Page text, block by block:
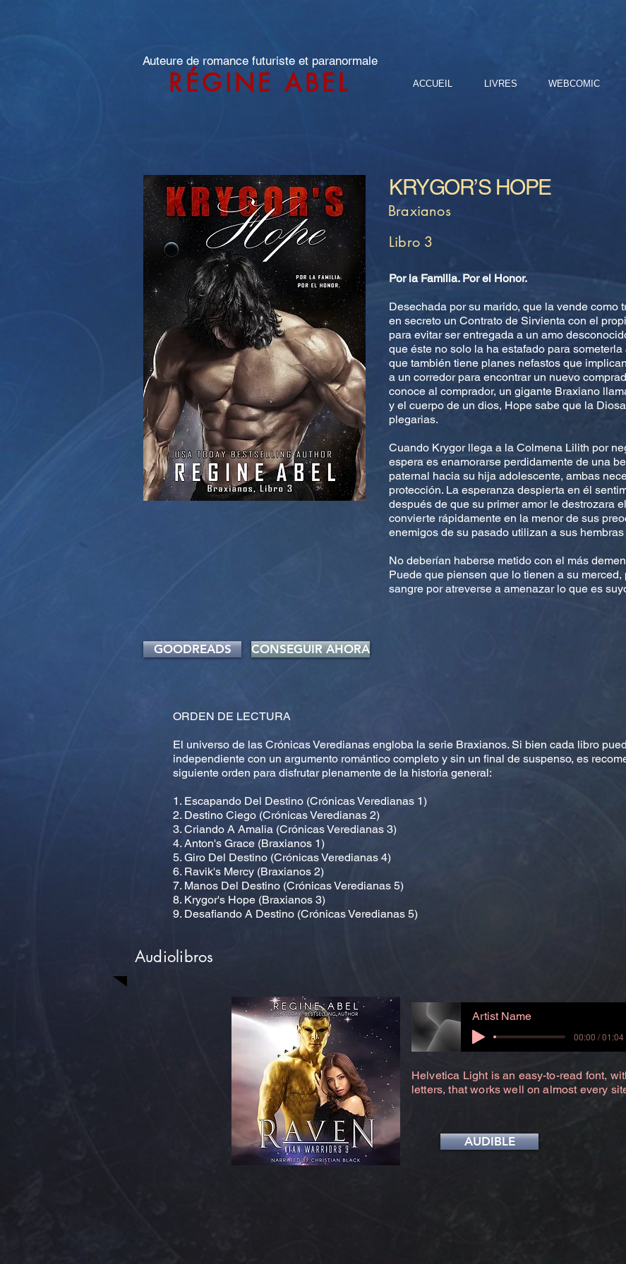
Auteure de romance futuriste et paranormale
RÉGINE ABEL ACCUEIL LIVRES WEBCOMIC
KRYGOR’S HOPE
Braxianos
Libro 3
Por la Familia. Por el Honor.
Desechada por su marido, que la vende como
en secreto un Contrato de Sirvienta con el
para evitar ser entregada a un amo
que éste no solo la ha estafado para
que también tiene planes nefastos que
a un corredor para encontrar un nuevo
conoce al comprador, un gigante Braxiano
y el cuerpo de un dios, Hope sabe que la
plegarias.
Cuando Krygor llega a la Colmena Lilith por
espera es enamorarse perdidamente de una
paternal hacia su hija adolescente, ambas
protección. La esperanza despierta en él
después de que su primer amor le destrozara
convierte rápidamente en la menor de sus
enemigos de su pasado utilizan a sus
No deberían haberse metido con el más
Puede que piensen que lo tienen a su
sangre por atreverse a amenazar lo que es
GOODREADS CONSEGUIR AHORA
ORDEN DE LECTURA
El universo de las Crónicas Veredianas engloba la serie Braxianos. Si bien cada libro
independiente con un argumento romántico completo y sin un final de suspenso, es
siguiente orden para disfrutar plenamente de la historia general:
1. Escapando Del Destino (Crónicas Veredianas 1)
2. Destino Ciego (Crónicas Veredianas 2)
3. Criando A Amalia (Crónicas Veredianas 3)
4. Anton's Grace (Braxianos 1)
5. Giro Del Destino (Crónicas Veredianas 4)
6. Ravik's Mercy (Braxianos 2)
7. Manos Del Destino (Crónicas Veredianas 5)
8. Krygor's Hope (Braxianos 3)
9. Desafiando A Destino (Crónicas Veredianas 5)
Audiolibros
Artist Name
00:00 / 01:04
Helvetica Light is an easy-to-read font,
letters, that works well on almost every
AUDIBLE